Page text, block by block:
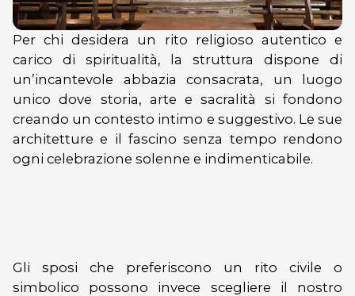
Per chi desidera un rito religioso autentico e
carico di spiritualità, la struttura dispone di
un’incantevole abbazia consacrata, un luogo
unico dove storia, arte e sacralità si fondono
creando un contesto intimo e suggestivo. Le sue
architetture e il fascino senza tempo rendono
ogni celebrazione solenne e indimenticabile.
Gli sposi che preferiscono un rito civile o
simbolico possono invece scegliere il nostro